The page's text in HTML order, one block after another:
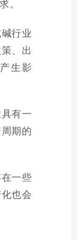
。
行业
、出
生影
有一
期的
一些
也会